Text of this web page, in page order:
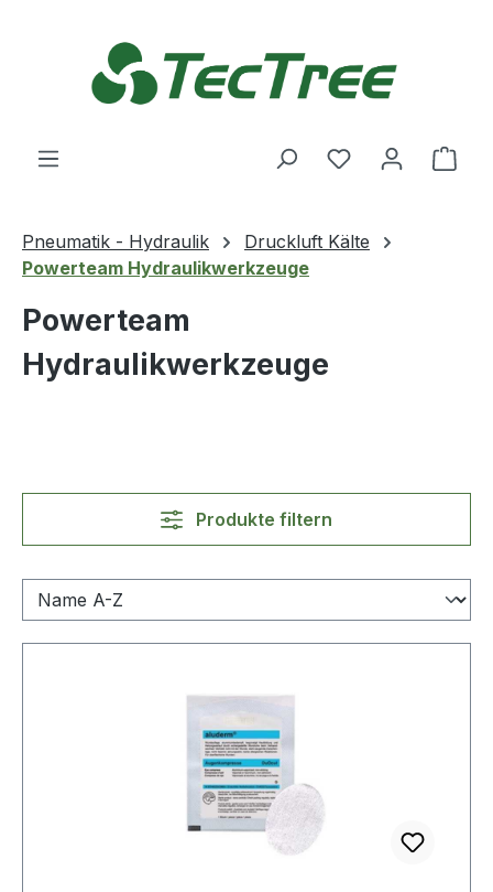
Du hast 0
Pneumatik - Hydraulik
Druckluft Kälte
Powerteam Hydraulikwerkzeuge
Powerteam
Hydraulikwerkzeuge
Produkte filtern